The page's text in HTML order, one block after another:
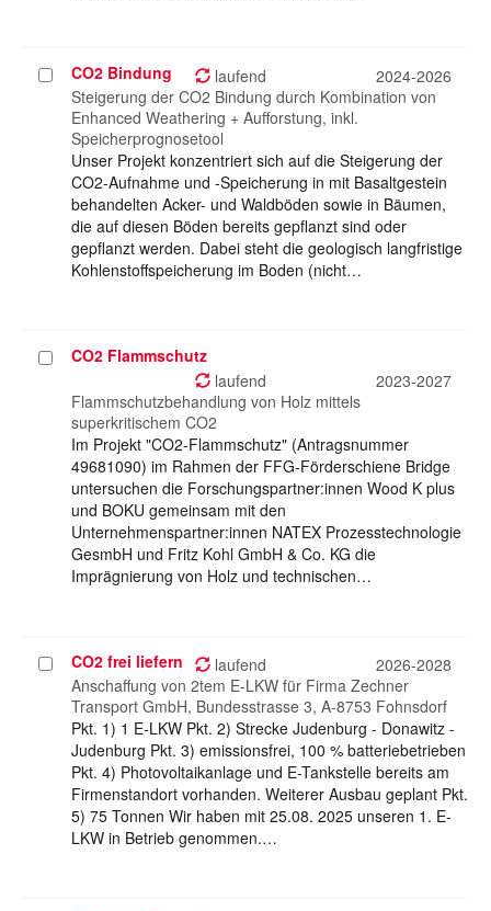
Projekt
auswählen
CO2 Bindung laufend
2024-2026
Steigerung der CO2 Bindung durch Kombination von
Enhanced Weathering + Aufforstung, inkl.
Speicherprognosetool
Unser Projekt konzentriert sich auf die Steigerung der
CO2-Aufnahme und -Speicherung in mit Basaltgestein
behandelten Acker- und Waldböden sowie in Bäumen,
die auf diesen Böden bereits gepflanzt sind oder
gepflanzt werden. Dabei steht die geologisch langfristige
Kohlenstoffspeicherung im Boden (nicht…
ProjektCO2 Flammschutz
laufend
2023-2027
Flammschutzbehandlung von Holz mittels
superkritischem CO2
Im Projekt "CO2-Flammschutz" (Antragsnummer
49681090) im Rahmen der FFG-Förderschiene Bridge
untersuchen die Forschungspartner:innen Wood K plus
und BOKU gemeinsam mit den
Unternehmenspartner:innen NATEX Prozesstechnologie
GesmbH und Fritz Kohl GmbH & Co. KG die
Imprägnierung von Holz und technischen…
Projekt
auswählen
CO2 frei liefern laufend
2026-2028
Anschaffung von 2tem E-LKW für Firma Zechner
Transport GmbH, Bundesstrasse 3, A-8753 Fohnsdorf
Pkt. 1) 1 E-LKW Pkt. 2) Strecke Judenburg - Donawitz -
Judenburg Pkt. 3) emissionsfrei, 100 % batteriebetrieben
Pkt. 4) Photovoltaikanlage und E-Tankstelle bereits am
Firmenstandort vorhanden. Weiterer Ausbau geplant Pkt.
5) 75 Tonnen Wir haben mit 25.08. 2025 unseren 1. E-
LKW in Betrieb genommen.…